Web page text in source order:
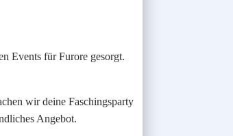
Events für Furore gesorgt.
wir deine Faschingsparty
Angebot.